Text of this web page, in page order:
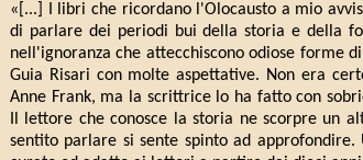
«[...] I libri che ricordano l'Olocausto a mio
di parlare dei periodi bui della storia e della
nell'ignoranza che attecchiscono odiose forme
Guia Risari con molte aspettative. Non era
Anne Frank, ma la scrittrice lo ha fatto con
Il lettore che conosce la storia ne scorpre un
sentito parlare si sente spinto ad